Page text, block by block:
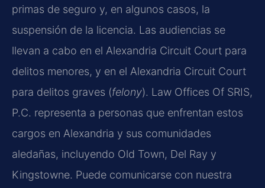
primas de seguro y, en algunos casos, la
suspensión de la licencia. Las audiencias se
llevan a cabo en el Alexandria Circuit Court para
delitos menores, y en el Alexandria Circuit Court
para delitos graves (felony). Law Offices Of SRIS,
P.C. representa a personas que enfrentan estos
cargos en Alexandria y sus comunidades
aledañas, incluyendo Old Town, Del Ray y
Kingstowne. Puede comunicarse con nuestra